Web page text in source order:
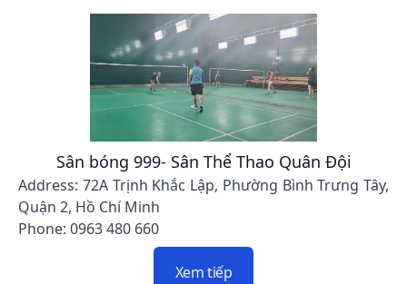
Sân bóng 999- Sân Thể Thao Quân Đội
Address: 72A Trịnh Khắc Lập, Phường Bình Trưng Tây,
Quận 2, Hồ Chí Minh
Phone: 0963 480 660
Xem tiếp